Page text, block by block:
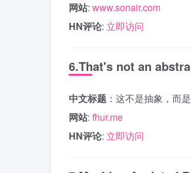
网站: www.sonair.com
HN评论: 立即访问
6.That's not an
中文标题 ：这不是抽象，而
网站: fhur.me
HN评论: 立即访问